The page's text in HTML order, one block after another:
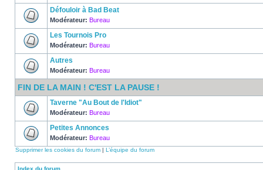
Défouloir à Bad Beat
Modérateur: Bureau
Les Tournois Pro
Modérateur: Bureau
Autres
Modérateur: Bureau
FIN DE LA MAIN ! C'EST LA PAUSE !
Taverne "Au Bout de l'Idiot"
Modérateur: Bureau
Petites Annonces
Modérateur: Bureau
Supprimer les cookies du forum | L’équipe du forum
Index du forum